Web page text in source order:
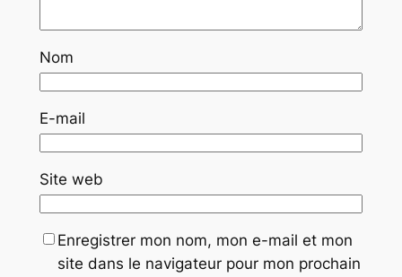
Nom
E-mail
Site web
Enregistrer mon nom, mon e-mail et mon
site dans le navigateur pour mon prochain